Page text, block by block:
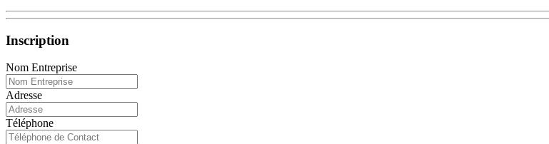
Inscription
Nom Entreprise
Adresse
Téléphone